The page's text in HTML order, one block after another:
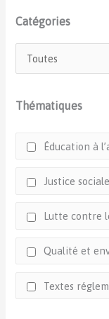
Catégories
Thématiques
Éducation à
Justice
Lutte contre
Qualité et
Textes